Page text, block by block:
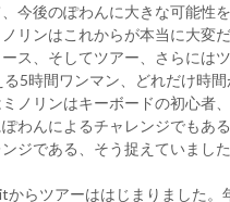
今後のぽわんに大きな可能性
リンはこれからが本当に大変
ス、そしてツアー、さらには
5時間ワンマン、どれだけ時間
ノリンはキーボードの初心者
わんによるチャレンジでもあ
ジである、そう捉えていました
からツアーははじまりました。